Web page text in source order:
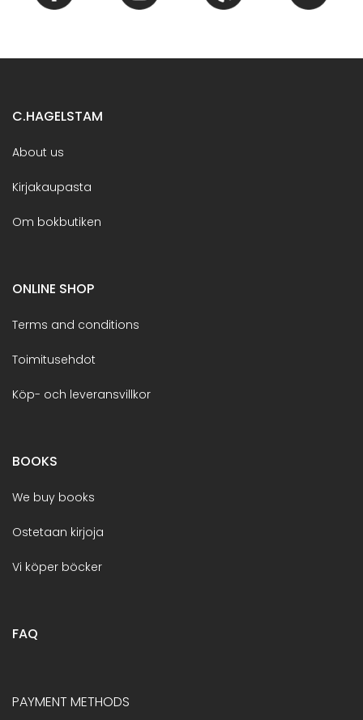
C.HAGELSTAM
About us
Kirjakaupasta
Om bokbutiken
ONLINE SHOP
Terms and conditions
Toimitusehdot
Köp- och leveransvillkor
BOOKS
We buy books
Ostetaan kirjoja
Vi köper böcker
FAQ
PAYMENT METHODS